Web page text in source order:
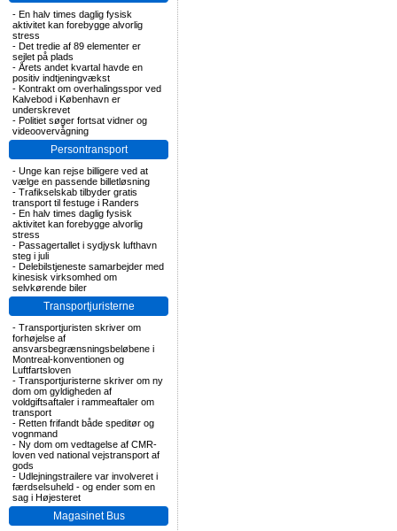
- En halv times daglig fysisk
aktivitet kan forebygge alvorlig
stress
- Det tredie af 89 elementer er
sejlet på plads
- Årets andet kvartal havde en
positiv indtjeningvækst
- Kontrakt om overhalingsspor ved
Kalvebod i København er
underskrevet
- Politiet søger fortsat vidner og
videoovervågning
Persontransport
- Unge kan rejse billigere ved at
vælge en passende billetløsning
- Trafikselskab tilbyder gratis
transport til festuge i Randers
- En halv times daglig fysisk
aktivitet kan forebygge alvorlig
stress
- Passagertallet i sydjysk lufthavn
steg i juli
- Delebilstjeneste samarbejder med
kinesisk virksomhed om
selvkørende biler
Transportjuristerne
- Transportjuristen skriver om
forhøjelse af
ansvarsbegrænsningsbeløbene i
Montreal-konventionen og
Luftfartsloven
- Transportjuristerne skriver om ny
dom om gyldigheden af
voldgiftsaftaler i rammeaftaler om
transport
- Retten frifandt både speditør og
vognmand
- Ny dom om vedtagelse af CMR-
loven ved national vejstransport af
gods
- Udlejningstrailere var involveret i
færdselsuheld - og ender som en
sag i Højesteret
Magasinet Bus